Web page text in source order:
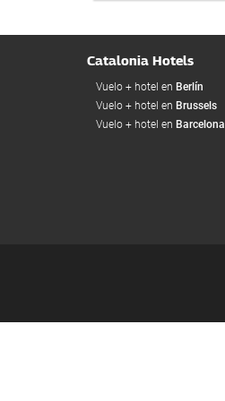
Catalonia Hotels
Vuelo + hotel en Berlín
Vuelo + hotel en Brussels
Vuelo + hotel en Barcelona